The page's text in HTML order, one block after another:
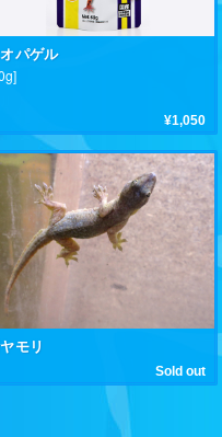
パゲル
¥1,050
モリ
Sold out